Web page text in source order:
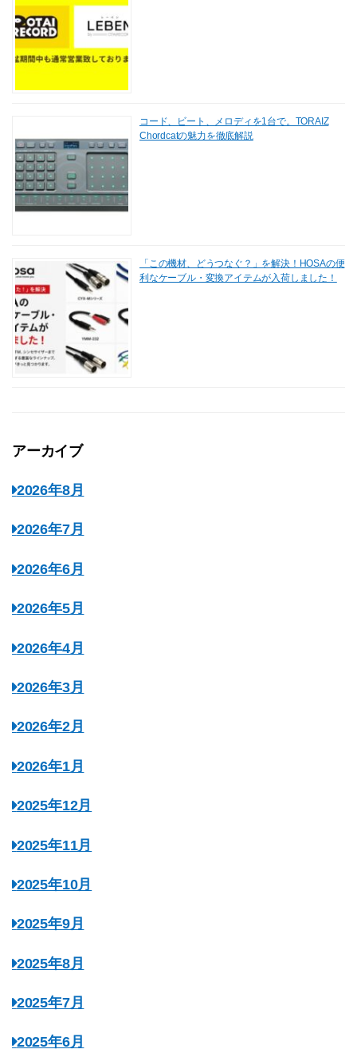
コード、ビート、メロディを1台で。TORAIZ
Chordcatの魅力を徹底解説
「この機材、どうつなぐ？」を解決！HOSAの便
利なケーブル・変換アイテムが入荷しました！
アーカイブ
2026年8月
2026年7月
2026年6月
2026年5月
2026年4月
2026年3月
2026年2月
2026年1月
2025年12月
2025年11月
2025年10月
2025年9月
2025年8月
2025年7月
2025年6月